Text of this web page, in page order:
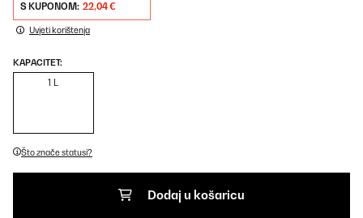
S KUPONOM: 22,04 €
Uvjeti korištenja
KAPACITET:
1 L
Što znače statusi?
Dodaj u košaricu